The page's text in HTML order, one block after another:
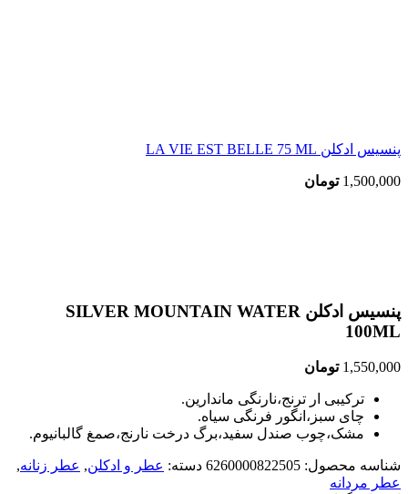
پنسیس ادکلن LA VIE EST BELLE 75 ML
1,500,000 تومان
پنسیس ادکلن SILVER MOUNTAIN WATER
100ML
1,550,000 تومان
ترکیبی ار ترنج،نارنگی ماندارین.
چای سبز،انگور فرنگی سیاه.
مشک،چوب صندل سفید،برگ درخت نارنج،صمغ گالبانیوم.
شناسه محصول: 6260000822505 دسته: عطر و ادکلن, عطر زنانه,
عطر مردانه